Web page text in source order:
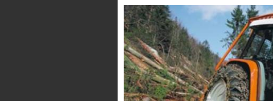
© Copyright 2026 Lesná technika •